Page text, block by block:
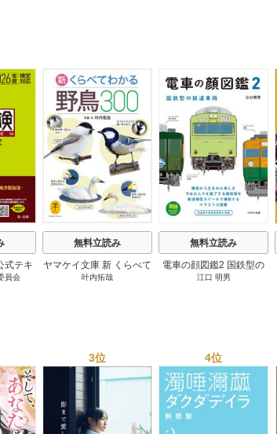
式テキ
２０
員会
無料立読み
ヤマケイ文庫 新 くらべて
わかる野鳥300 1巻
叶内拓哉
無料立読み
電車の顔図鑑2 国鉄型の
鉄道車両 1巻
江口 明男
3位 4位